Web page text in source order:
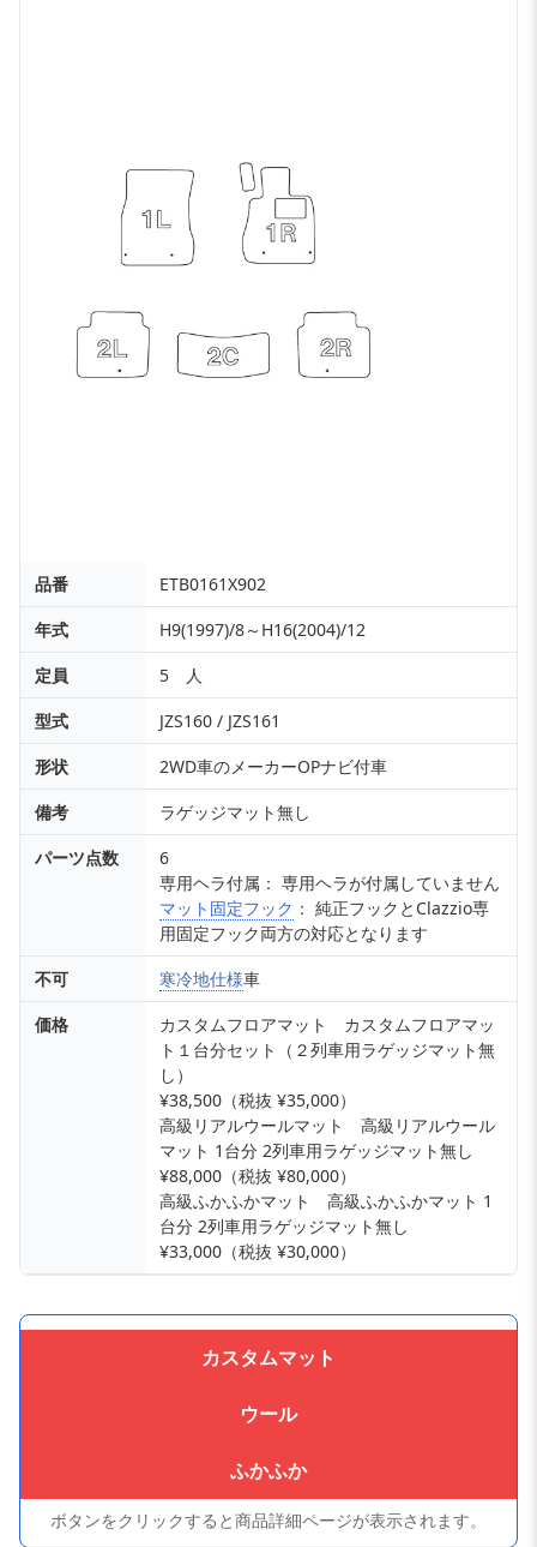
品番
ETB0161X902
年式
H9(1997)/8～H16(2004)/12
定員
5 人
型式
JZS160 / JZS161
形状
2WD車のメーカーOPナビ付車
備考
ラゲッジマット無し
パーツ点数
6
専用ヘラ付属： 専用ヘラが付属していません
マット固定フック ： 純正フックとClazzio専
用固定フック両方の対応となります
不可
寒冷地仕様車
価格
カスタムフロアマット カスタムフロアマッ
ト１台分セット（２列車用ラゲッジマット無
し）
¥38,500（税抜 ¥35,000）
高級リアルウールマット 高級リアルウール
マット 1台分 2列車用ラゲッジマット無し
¥88,000（税抜 ¥80,000）
高級ふかふかマット 高級ふかふかマット 1
台分 2列車用ラゲッジマット無し
¥33,000（税抜 ¥30,000）
カスタムマット
ウール
ふかふか
ボタンをクリックすると商品詳細ページが表示されます。